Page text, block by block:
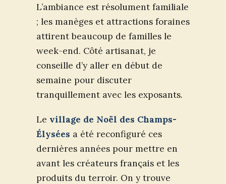
L’ambiance est résolument familiale
; les manèges et attractions foraines
attirent beaucoup de familles le
week-end. Côté artisanat, je
conseille d’y aller en début de
semaine pour discuter
tranquillement avec les exposants.
Le village de Noël des Champs-
Élysées a été reconfiguré ces
dernières années pour mettre en
avant les créateurs français et les
produits du terroir. On y trouve